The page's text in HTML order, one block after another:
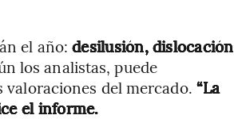
el año:desilusión, dislocación
los analistas, puede
del mercado. “La
el informe.